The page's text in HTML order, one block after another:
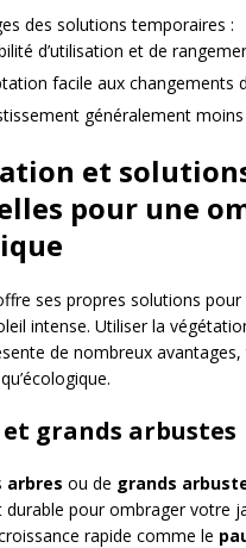
des solutions temporaires :
d’utilisation et de
facile aux changements
généralement
et
pour une
ses propres solutions
intense. Utiliser la
de nombreux
grands arbustes
arbres ou de grands
durable pour ombrager votre
rapide comme le